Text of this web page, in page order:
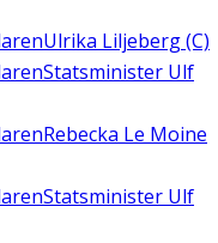
Ulrika Liljeberg (C)
Statsminister Ulf
Rebecka Le Moine
Statsminister Ulf